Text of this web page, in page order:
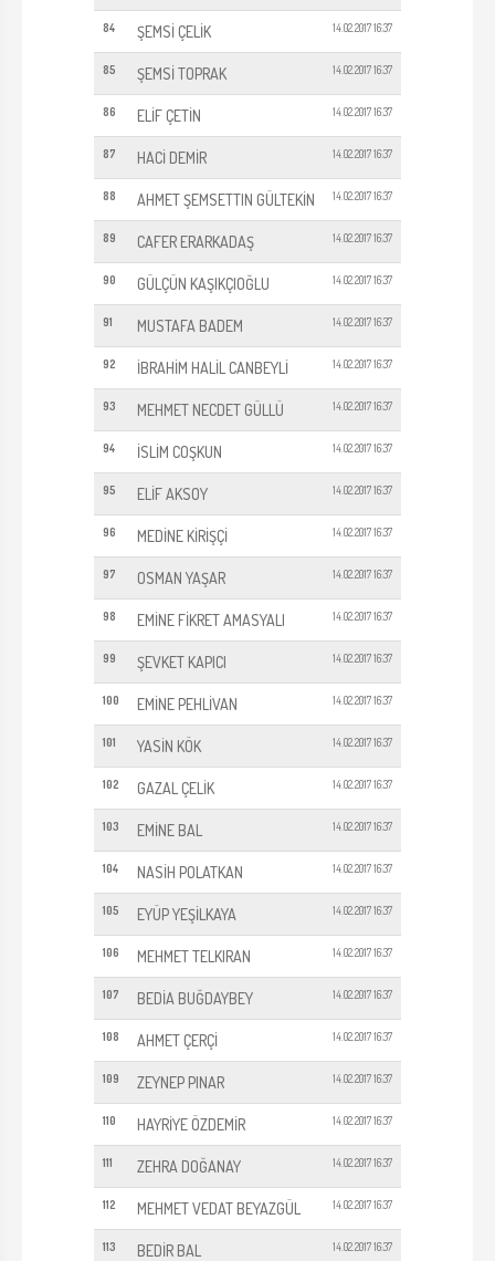
84 ŞEMSİ ÇELİK 14.02.2017 16:37
85 ŞEMSİ TOPRAK 14.02.2017 16:37
86 ELİF ÇETİN 14.02.2017 16:37
87 HACİ DEMİR 14.02.2017 16:37
88 AHMET ŞEMSETTIN GÜLTEKİN 14.02.2017 16:37
89 CAFER ERARKADAŞ 14.02.2017 16:37
90 GÜLÇÜN KAŞIKÇIOĞLU 14.02.2017 16:37
91 MUSTAFA BADEM 14.02.2017 16:37
92 İBRAHİM HALİL CANBEYLİ 14.02.2017 16:37
93 MEHMET NECDET GÜLLÜ 14.02.2017 16:37
94 İSLİM COŞKUN 14.02.2017 16:37
95 ELİF AKSOY 14.02.2017 16:37
96 MEDİNE KİRİŞÇİ 14.02.2017 16:37
97 OSMAN YAŞAR 14.02.2017 16:37
98 EMİNE FİKRET AMASYALI 14.02.2017 16:37
99 ŞEVKET KAPICI 14.02.2017 16:37
100 EMİNE PEHLİVAN 14.02.2017 16:37
101 YASİN KÖK 14.02.2017 16:37
102 GAZAL ÇELİK 14.02.2017 16:37
103 EMİNE BAL 14.02.2017 16:37
104 NASİH POLATKAN 14.02.2017 16:37
105 EYÜP YEŞİLKAYA 14.02.2017 16:37
106 MEHMET TELKIRAN 14.02.2017 16:37
107 BEDİA BUĞDAYBEY 14.02.2017 16:37
108 AHMET ÇERÇİ 14.02.2017 16:37
109 ZEYNEP PINAR 14.02.2017 16:37
110 HAYRİYE ÖZDEMİR 14.02.2017 16:37
111 ZEHRA DOĞANAY 14.02.2017 16:37
112 MEHMET VEDAT BEYAZGÜL 14.02.2017 16:37
113 BEDİR BAL 14.02.2017 16:37